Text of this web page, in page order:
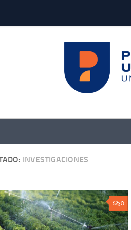
INVESTIGACIONES
0